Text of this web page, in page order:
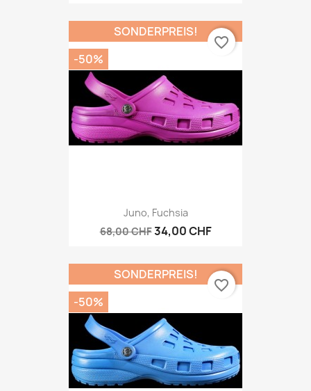
Juno, Fuchsia
68,00 CHF34,00 CHF
SONDERPREIS!
-50%
favorite_border
SONDERPREIS!
-50%
favorite_border